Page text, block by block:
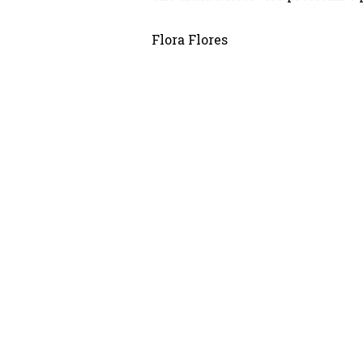
Flora Flores